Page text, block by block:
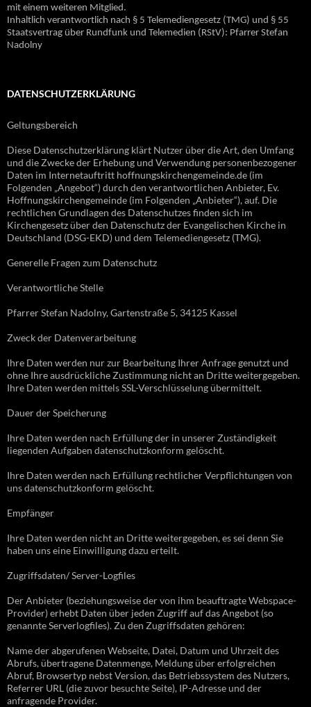
mit einem weiteren Mitglied.
Inhaltlich verantwortlich nach § 5 Telemediengesetz (TMG) und § 55
Staatsvertrag über Rundfunk und Telemedien (RStV): Pfarrer Stefan
Nadolny
DATENSCHUTZERKLÄRUNG
Geltungsbereich
Diese Datenschutzerklärung klärt Nutzer über die Art, den Umfang
und die Zwecke der Erhebung und Verwendung personenbezogener
Daten im Internetauftritt hoffnungskirchengemeinde.de (im
Folgenden „Angebot“) durch den verantwortlichen Anbieter, Ev.
Hoffnungskirchengemeinde (im Folgenden „Anbieter“), auf. Die
rechtlichen Grundlagen des Datenschutzes finden sich im
Kirchengesetz über den Datenschutz der Evangelischen Kirche in
Deutschland (DSG-EKD) und dem Telemediengesetz (TMG).
Generelle Fragen zum Datenschutz
Verantwortliche Stelle
Pfarrer Stefan Nadolny, Gartenstraße 5, 34125 Kassel
Zweck der Datenverarbeitung
Ihre Daten werden nur zur Bearbeitung Ihrer Anfrage genutzt und
ohne Ihre ausdrückliche Zustimmung nicht an Dritte weitergegeben.
Ihre Daten werden mittels SSL-Verschlüsselung übermittelt.
Dauer der Speicherung
Ihre Daten werden nach Erfüllung der in unserer Zuständigkeit
liegenden Aufgaben datenschutzkonform gelöscht.
Ihre Daten werden nach Erfüllung rechtlicher Verpflichtungen von
uns datenschutzkonform gelöscht.
Empfänger
Ihre Daten werden nicht an Dritte weitergegeben, es sei denn Sie
haben uns eine Einwilligung dazu erteilt.
Zugriffsdaten/ Server-Logfiles
Der Anbieter (beziehungsweise der von ihm beauftragte Webspace-
Provider) erhebt Daten über jeden Zugriff auf das Angebot (so
genannte Serverlogfiles). Zu den Zugriffsdaten gehören:
Name der abgerufenen Webseite, Datei, Datum und Uhrzeit des
Abrufs, übertragene Datenmenge, Meldung über erfolgreichen
Abruf, Browsertyp nebst Version, das Betriebssystem des Nutzers,
Referrer URL (die zuvor besuchte Seite), IP-Adresse und der
anfragende Provider.